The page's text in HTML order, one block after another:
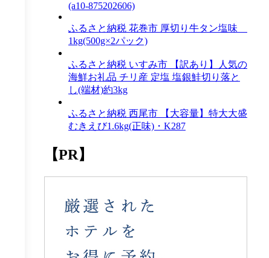
(a10-875202606)
ふるさと納税 花巻市 厚切り牛タン塩味
1kg(500g×2パック)
ふるさと納税 いすみ市 【訳あり】人気の
海鮮お礼品 チリ産 定塩 塩銀鮭切り落と
し(端材)約3kg
ふるさと納税 西尾市 【大容量】特大大盛
むきえび1.6kg(正味)・K287
【PR】